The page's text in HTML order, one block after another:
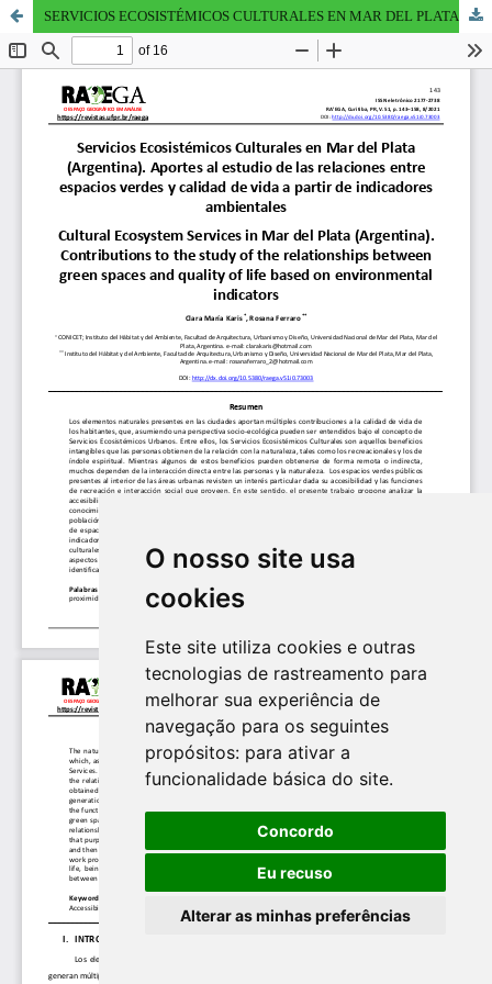
O nosso site usa
cookies
Este site utiliza cookies e outras
tecnologias de rastreamento para
melhorar sua experiência de
navegação para os seguintes
propósitos: para ativar a
funcionalidade básica do site.
Concordo
Eu recuso
Alterar as minhas preferências
SERVICIOS ECOSISTÉMICOS CULTURALES EN MAR DEL PLATA (ARGENTINA). APORTES AL ESTUDIO DE LAS RELACIONES ENTRE ESPACIOS VERDES Y CALIDAD DE VIDA A PARTIR DE INDICADORES AMBIENTALES